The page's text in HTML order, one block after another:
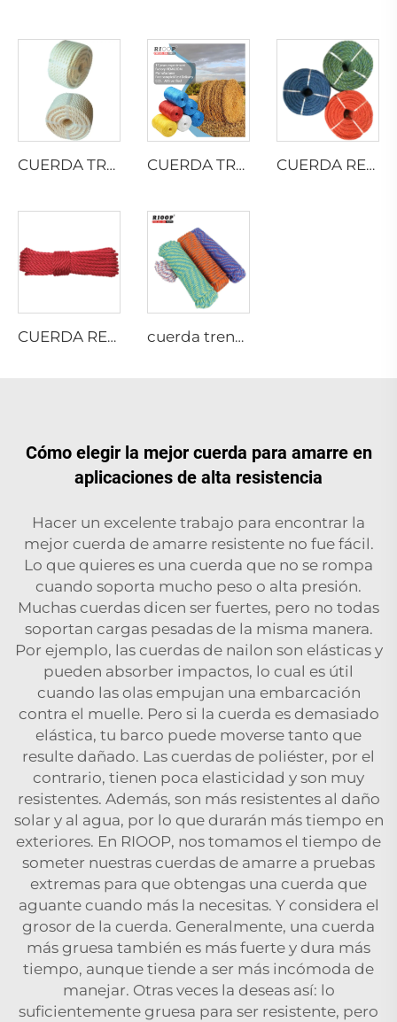
CUERDA TRENZADA DE ALGODÓN CUERDA TRENZADA DE PELÍCULA DIVIDIDA DE PP CUERDA RETORCIDA DE PE RECICLADO
CUERDA RETORCIDA DE NYLON MULTIFILAMENTO cuerda trenzada de 8 hilos
Cómo elegir la mejor cuerda para amarre en
aplicaciones de alta resistencia
Hacer un excelente trabajo para encontrar la
mejor cuerda de amarre resistente no fue fácil.
Lo que quieres es una cuerda que no se rompa
cuando soporta mucho peso o alta presión.
Muchas cuerdas dicen ser fuertes, pero no todas
soportan cargas pesadas de la misma manera.
Por ejemplo, las cuerdas de nailon son elásticas y
pueden absorber impactos, lo cual es útil
cuando las olas empujan una embarcación
contra el muelle. Pero si la cuerda es demasiado
elástica, tu barco puede moverse tanto que
resulte dañado. Las cuerdas de poliéster, por el
contrario, tienen poca elasticidad y son muy
resistentes. Además, son más resistentes al daño
solar y al agua, por lo que durarán más tiempo en
exteriores. En RIOOP, nos tomamos el tiempo de
someter nuestras cuerdas de amarre a pruebas
extremas para que obtengas una cuerda que
aguante cuando más la necesitas. Y considera el
grosor de la cuerda. Generalmente, una cuerda
más gruesa también es más fuerte y dura más
tiempo, aunque tiende a ser más incómoda de
manejar. Otras veces la deseas así: lo
suficientemente gruesa para ser resistente, pero